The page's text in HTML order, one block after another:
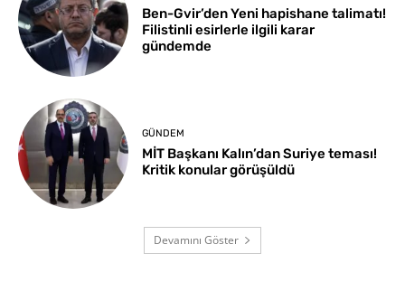
Ben-Gvir’den Yeni hapishane talimatı!
Filistinli esirlerle ilgili karar
gündemde
GÜNDEM
MİT Başkanı Kalın’dan Suriye teması!
Kritik konular görüşüldü
Devamını Göster